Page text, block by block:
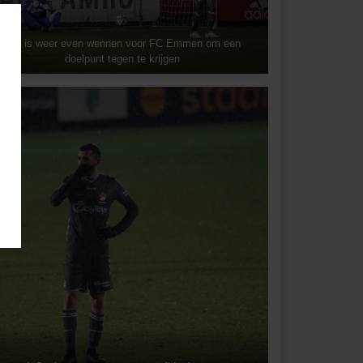
Het is weer even wennen voor FC Emmen om een
doelpunt tegen te krijgen